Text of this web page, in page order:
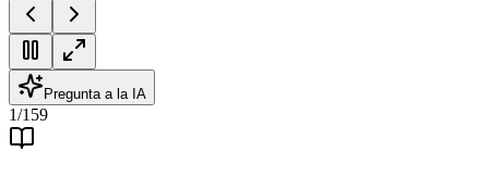
Pregunta a la IA
1/159